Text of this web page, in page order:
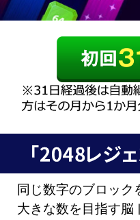
同じ数字のブロック
大きな数を目指す脳